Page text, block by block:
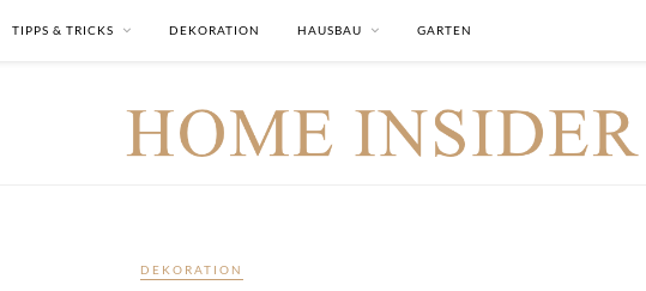
TIPPS & TRICKS DEKORATION HAUSBAU GARTEN
DEKORATION